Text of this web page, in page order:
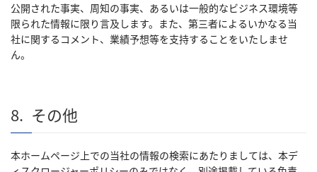
公開された事実、周知の事実、あるいは一般的なビジネス環境等
限られた情報に限り言及します。また、第三者によるいかなる当
社に関するコメント、業績予想等を支持することをいたしませ
ん。
8. その他
本ホームページ上での当社の情報の検索にあたりましては、本デ